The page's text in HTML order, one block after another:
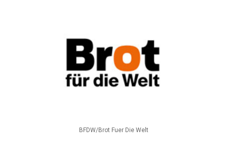
BFDW/Brot Fuer Die Welt